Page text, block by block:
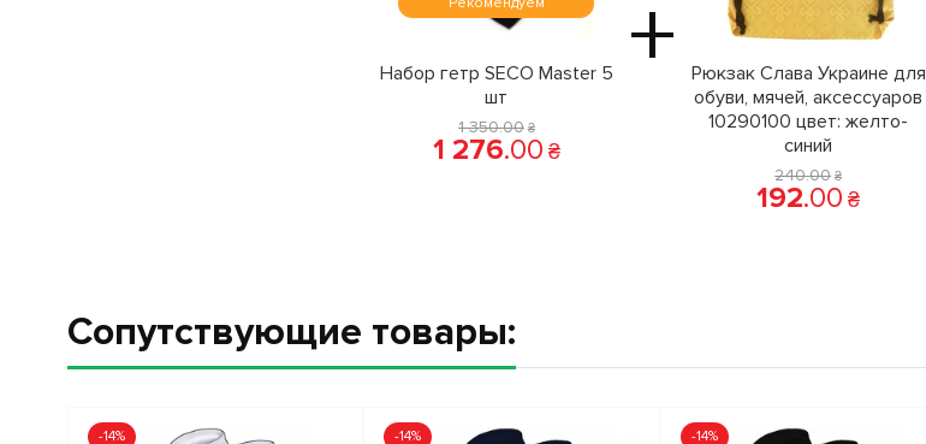
+
Набор гетр SECO Master 5
шт
1 350.00 ₴
1 276.00 ₴
Рюкзак Слава Украине для
обуви, мячей, аксессуаров
10290100 цвет: желто-
синий
240.00 ₴
192.00 ₴
Сопутствующие товары:
-14% -14% -14%